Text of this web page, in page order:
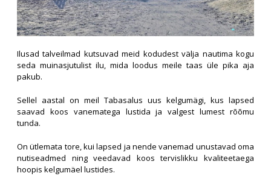
Ilusad talveilmad kutsuvad meid kodudest välja nautima kogu
seda muinasjutulist ilu, mida loodus meile taas üle pika aja
pakub.
Sellel aastal on meil Tabasalus uus kelgumägi, kus lapsed
saavad koos vanematega lustida ja valgest lumest rõõmu
tunda.
On ütlemata tore, kui lapsed ja nende vanemad unustavad oma
nutiseadmed ning veedavad koos tervislikku kvaliteetaega
hoopis kelgumäel lustides.